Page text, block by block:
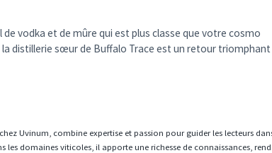
vodka et de mûre qui est plus classe que votre cosmo
distillerie sœur de Buffalo Trace est un retour
Uvinum, combine expertise et passion pour guider les lecteurs
les domaines viticoles, il apporte une richesse de connaissances,